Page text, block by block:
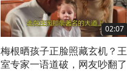
02:07
梅根晒孩子正脸照藏玄机？王
室专家一语道破，网友吵翻了